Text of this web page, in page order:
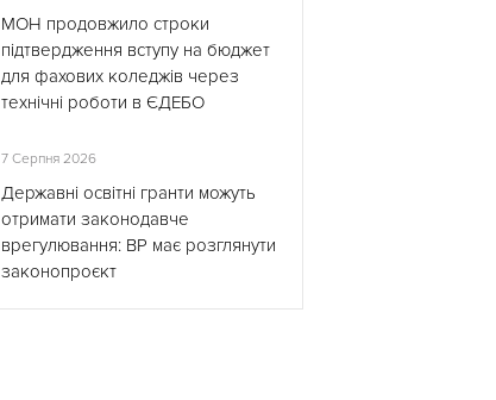
МОН продовжило строки
підтвердження вступу на бюджет
для фахових коледжів через
технічні роботи в ЄДЕБО
7 Серпня 2026
Державні освітні гранти можуть
отримати законодавче
врегулювання: ВР має розглянути
законопроєкт